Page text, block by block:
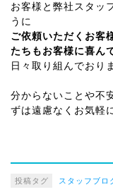
お客様と弊社スタッ
うに
ご依頼いただくお客
たちもお客様に喜ん
日々取り組んでおり
分からないことや不
ずは遠慮なくお気軽
投稿タグ スタッフブロ